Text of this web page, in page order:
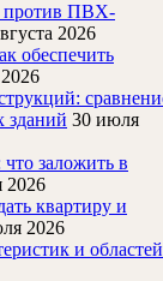
против ПВХ-
2026
обеспечить
зданий 30 июля
заложить в
2026
квартиру и
2026
и областей